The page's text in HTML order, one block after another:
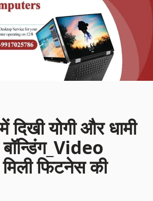
योगी और धामी
फिटनेस की